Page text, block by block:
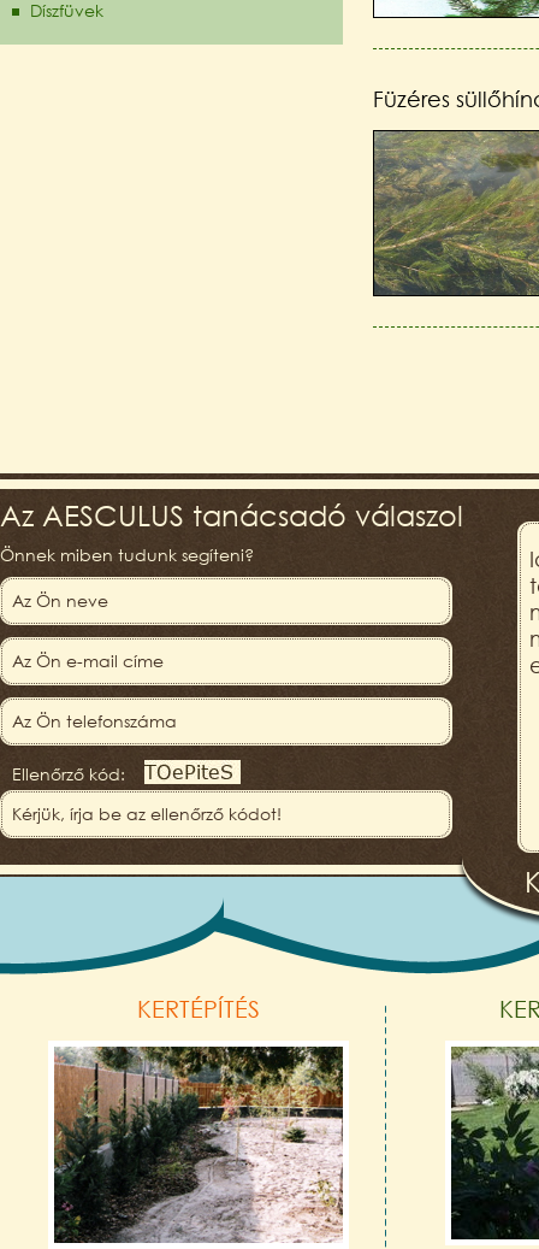
Díszfüvek
Füzéres
Az AESCULUS tanácsadó válaszol
Önnek miben tudunk segíteni?
Ellenőrző kód:
KERTÉPÍTÉS